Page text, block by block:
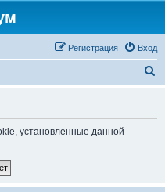
Вход
Регистрация
установленные данной